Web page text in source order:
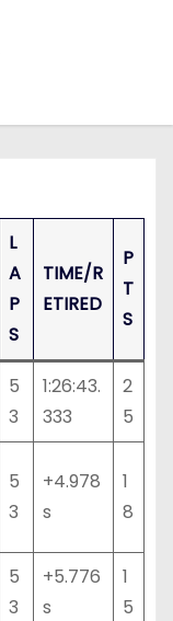
L
A
P
S
TIME/R
ETIRED
P
T
S
5
3
1:26:43.
333
2
5
5
3
+4.978
s
1
8
5
3
+5.776
s
1
5